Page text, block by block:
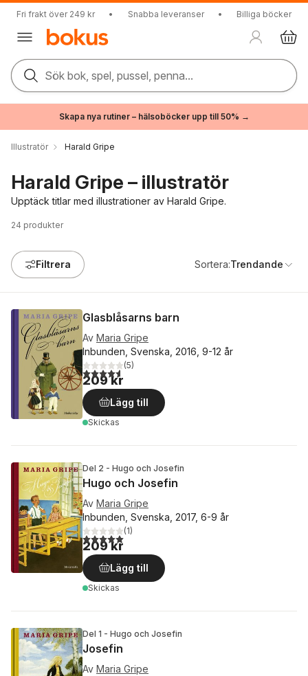
Fri frakt över 249 kr • Snabba leveranser • Billiga böcker
Sök bok, spel, pussel, penna...
Skapa nya rutiner – hälsoböcker upp till 50% →
Illustratör Harald Gripe
Harald Gripe – illustratör
Upptäck titlar med illustrationer av Harald Gripe.
24 produkter
Filtrera Sortera:Trendande
Glasblåsarns barn
Av Maria Gripe
Inbunden, Svenska, 2016, 9-12 år
4,6utav 5 stjärnor. Totalt antal röster:
(5)
209 kr
Lägg till
Skickas
Del 2 - Hugo och Josefin
Hugo och Josefin
Av Maria Gripe
Inbunden, Svenska, 2017, 6-9 år
5,0utav 5 stjärnor. Totalt antal röster:
(1)
209 kr
Lägg till
Skickas
Del 1 - Hugo och Josefin
Josefin
Av Maria Gripe